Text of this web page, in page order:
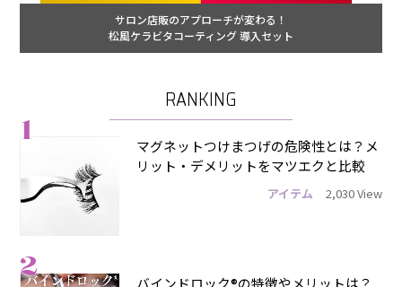
サロン店販のアプローチが変わる！
松風ケラビタコーティング 導入セット
RANKING
1
マグネットつけまつげの危険性とは？メ
リット・デメリットをマツエクと比較
アイテム 2,030 View
2
バインドロック®の特徴やメリットは？